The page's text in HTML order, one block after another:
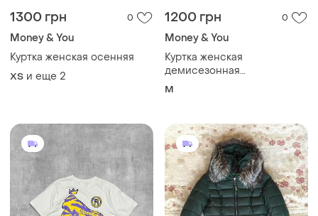
1300 грн 0
Money & You
Куртка женская осенняя
ХS и еще 2
1200 грн 0
Money & You
Куртка женская
демисезонная
money&amp;you
M